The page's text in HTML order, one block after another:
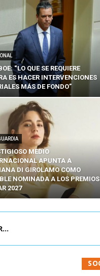
“LO QUE SE REQUIERE
ES HACER INTERVENCIONES
MÁS DE FONDO”
MEDIO
APUNTA A
DI GIROLAMO COMO
NOMINADA A LOS PREMIOS
2027